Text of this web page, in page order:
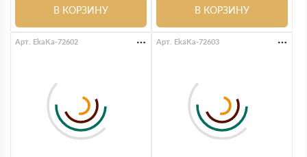
В КОРЗИНУ В КОРЗИНУ
Арт. EkaKa-72602 Арт. EkaKa-72603